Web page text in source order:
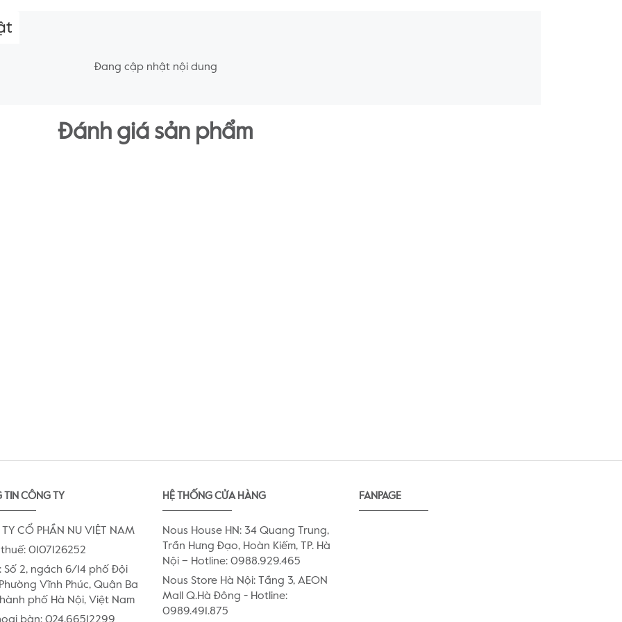
Đang cập nhật nội dung
Đánh giá sản phẩm
TIN CÔNG TY
CỔ PHẦN NU VIỆT NAM
0107126252
Số 2, ngách 6/14 phố Đội
Vĩnh Phúc, Quận Ba
phố Hà Nội, Việt Nam
HỆ THỐNG CỬA HÀNG
Nous House HN: 34 Quang Trung,
Trần Hưng Đạo, Hoàn Kiếm, TP. Hà
Nội – Hotline: 0988.929.465
Nous Store Hà Nội: Tầng 3, AEON
Mall Q.Hà Đông - Hotline:
0989.491.875
FANPAGE